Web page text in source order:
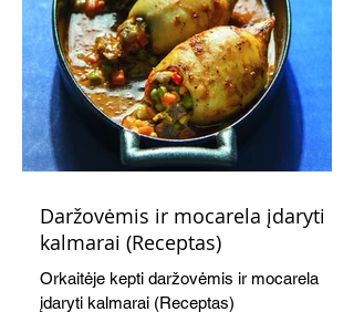
Daržovėmis ir mocarela įdaryti
kalmarai (Receptas)
Orkaitėje kepti daržovėmis ir mocarela
įdaryti kalmarai (Receptas)